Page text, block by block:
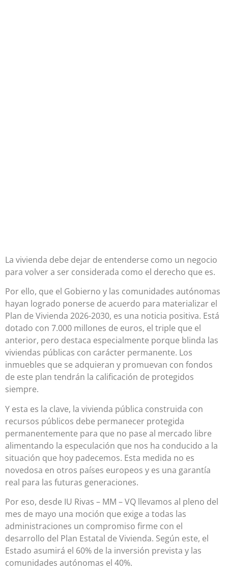
La vivienda debe dejar de entenderse como un negocio
para volver a ser considerada como el derecho que es.
Por ello, que el Gobierno y las comunidades autónomas
hayan logrado ponerse de acuerdo para materializar el
Plan de Vivienda 2026-2030, es una noticia positiva. Está
dotado con 7.000 millones de euros, el triple que el
anterior, pero destaca especialmente porque blinda las
viviendas públicas con carácter permanente. Los
inmuebles que se adquieran y promuevan con fondos
de este plan tendrán la calificación de protegidos
siempre.
Y esta es la clave, la vivienda pública construida con
recursos públicos debe permanecer protegida
permanentemente para que no pase al mercado libre
alimentando la especulación que nos ha conducido a la
situación que hoy padecemos. Esta medida no es
novedosa en otros países europeos y es una garantía
real para las futuras generaciones.
Por eso, desde IU Rivas – MM – VQ llevamos al pleno del
mes de mayo una moción que exige a todas las
administraciones un compromiso firme con el
desarrollo del Plan Estatal de Vivienda. Según este, el
Estado asumirá el 60% de la inversión prevista y las
comunidades autónomas el 40%.